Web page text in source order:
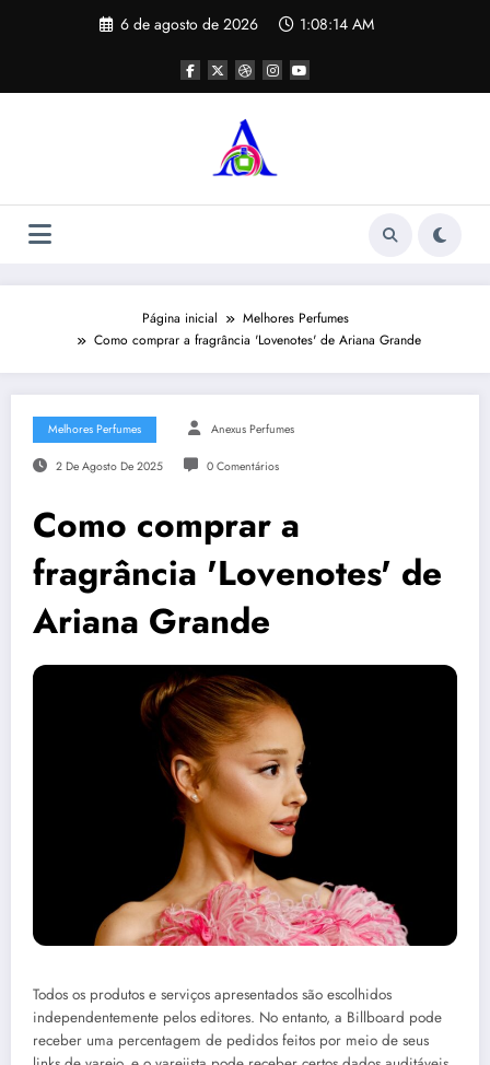
6 de agosto de 2026 1:08:15 AM
Página inicial
Melhores Perfumes
Como comprar a fragrância 'Lovenotes' de Ariana Grande
Melhores Perfumes Anexus Perfumes
2 De Agosto De 2025 0 Comentários
Como comprar a
fragrância 'Lovenotes' de
Ariana Grande
Todos os produtos e serviços apresentados são escolhidos
independentemente pelos editores. No entanto, a Billboard pode
receber uma percentagem de pedidos feitos por meio de seus